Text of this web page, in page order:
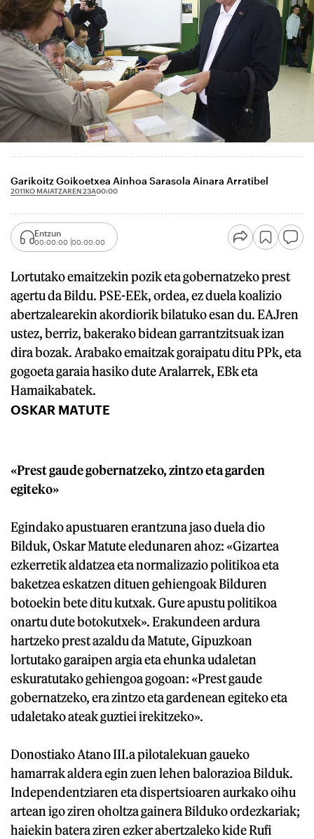
Garikoitz Goikoetxea Ainhoa Sarasola Ainara Arratibel
2011KO MAIATZAREN 23A00:00
Entzun
00:00:00 00:00:00
Lortutako emaitzekin pozik eta gobernatzeko prest
agertu da Bildu. PSE-EEk, ordea, ez duela koalizio
abertzalearekin akordiorik bilatuko esan du. EAJren
ustez, berriz, bakerako bidean garrantzitsuak izan
dira bozak. Arabako emaitzak goraipatu ditu PPk, eta
gogoeta garaia hasiko dute Aralarrek, EBk eta
Hamaikabatek.
OSKAR MATUTE
«Prest gaude gobernatzeko, zintzo eta garden
egiteko»
Egindako apustuaren erantzuna jaso duela dio
Bilduk, Oskar Matute eledunaren ahoz: «Gizartea
ezkerretik aldatzea eta normalizazio politikoa eta
baketzea eskatzen dituen gehiengoak Bilduren
botoekin bete ditu kutxak. Gure apustu politikoa
onartu dute botokutxek». Erakundeen ardura
hartzeko prest azaldu da Matute, Gipuzkoan
lortutako garaipen argia eta ehunka udaletan
eskuratutako gehiengoa gogoan: «Prest gaude
gobernatzeko, era zintzo eta gardenean egiteko eta
udaletako ateak guztiei irekitzeko».
Donostiako Atano III.a pilotalekuan gaueko
hamarrak aldera egin zuen lehen balorazioa Bilduk.
Independentziaren eta dispertsioaren aurkako oihu
artean igo ziren oholtza gainera Bilduko ordezkariak;
haiekin batera ziren ezker abertzaleko kide Rufi